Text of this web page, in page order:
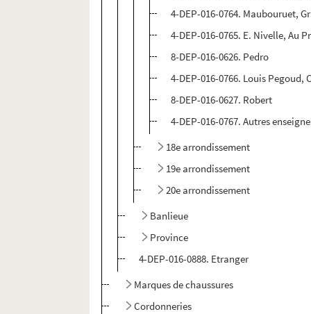
4-DEP-016-0764. Maubouruet,
4-DEP-016-0765. E. Nivelle, Au
8-DEP-016-0626. Pedro
4-DEP-016-0766. Louis Pegoud,
8-DEP-016-0627. Robert
4-DEP-016-0767. Autres
18e arrondissement
19e arrondissement
20e arrondissement
Banlieue
Province
4-DEP-016-0888. Etranger
Marques de chaussures
Cordonneries